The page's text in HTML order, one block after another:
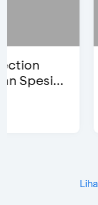
Blink
Special
Periode 27 Mar